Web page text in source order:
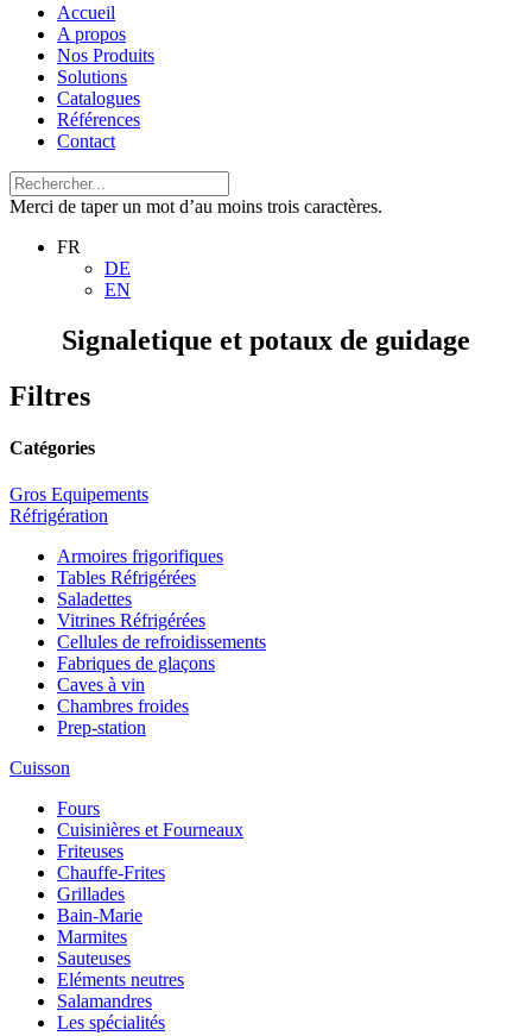
Accueil
A propos
Nos Produits
Solutions
Catalogues
Références
Contact
Merci de taper un mot d’au moins trois caractères.
FR
DE
EN
Signaletique et potaux de guidage
Filtres
Catégories
Gros Equipements
Réfrigération
Armoires frigorifiques
Tables Réfrigérées
Saladettes
Vitrines Réfrigérées
Cellules de refroidissements
Fabriques de glaçons
Caves à vin
Chambres froides
Prep-station
Cuisson
Fours
Cuisinières et Fourneaux
Friteuses
Chauffe-Frites
Grillades
Bain-Marie
Marmites
Sauteuses
Eléments neutres
Salamandres
Les spécialités